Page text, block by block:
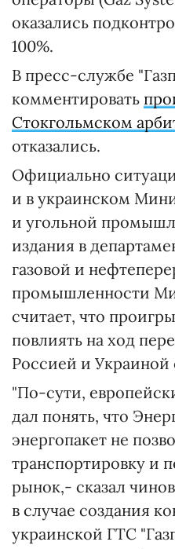
оказались
100%.
В пресс-службе
комментировать
Стокгольмском
отказались.
Официально
и в украинском
и угольной
издания в
газовой и
промышленности
считает, что
повлиять на ход
Россией и Украиной
"По-сути,
дал понять, что
энергопакет не
транспортировку и
рынок,- сказал
в случае создания
украинской ГТС